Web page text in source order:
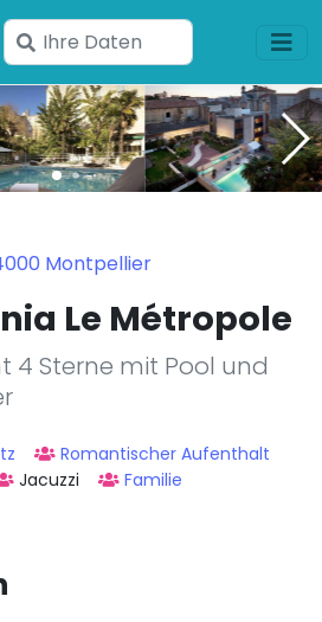
Geben
Sie
Ihre
Daten
ein
Montpellier
Le Métropole
4 Sterne mit Pool und
Romantischer Aufenthalt
Jacuzzi
Familie